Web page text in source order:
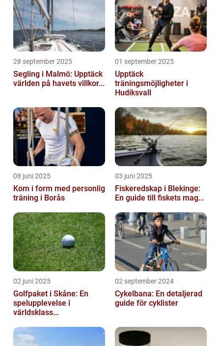
28 september 2025
Segling i Malmö: Upptäck
världen på havets villkor...
01 september 2025
Upptäck
träningsmöjligheter i
Hudiksvall
08 juni 2025
Kom i form med personlig
träning i Borås
03 juni 2025
Fiskeredskap i Blekinge:
En guide till fiskets mag...
02 juni 2025
Golfpaket i Skåne: En
spelupplevelse i
världsklass...
02 september 2024
Cykelbana: En detaljerad
guide för cyklister